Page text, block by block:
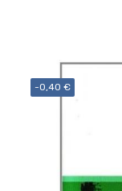
-0,40 €